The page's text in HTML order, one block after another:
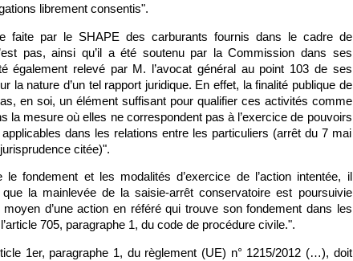
librement consentis".
faite par le SHAPE des carburants fournis dans le cadre de
pas, ainsi qu’il a été soutenu par la Commission dans ses
également relevé par M. l’avocat général au point 103 de ses
la nature d’un tel rapport juridique. En effet, la finalité publique de
en soi, un élément suffisant pour qualifier ces activités comme
la mesure où elles ne correspondent pas à l’exercice de pouvoirs
dans les relations entre les particuliers (arrêt du 7 mai
citée)".
fondement et les modalités d’exercice de l’action intentée, il
que la mainlevée de la saisie-arrêt conservatoire est poursuivie
d’une action en référé qui trouve son fondement dans les
705, paragraphe 1, du code de procédure civile.".
1er, paragraphe 1, du règlement (UE) n° 1215/2012 (…), doit